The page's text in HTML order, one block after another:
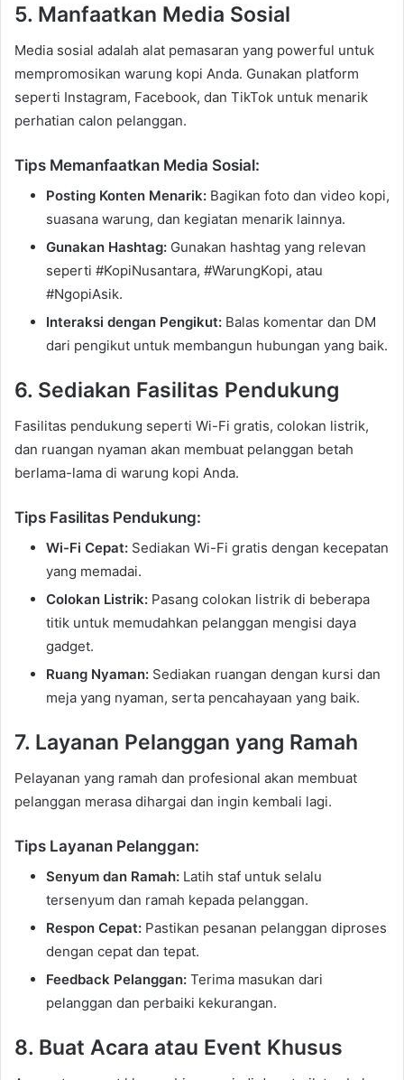
5. Manfaatkan Media Sosial
Media sosial adalah alat pemasaran yang powerful untuk
mempromosikan warung kopi Anda. Gunakan platform
seperti Instagram, Facebook, dan TikTok untuk menarik
perhatian calon pelanggan.
Tips Memanfaatkan Media Sosial:
Posting Konten Menarik: Bagikan foto dan video kopi,
suasana warung, dan kegiatan menarik lainnya.
Gunakan Hashtag: Gunakan hashtag yang relevan
seperti #KopiNusantara, #WarungKopi, atau
#NgopiAsik.
Interaksi dengan Pengikut: Balas komentar dan DM
dari pengikut untuk membangun hubungan yang baik.
6. Sediakan Fasilitas Pendukung
Fasilitas pendukung seperti Wi-Fi gratis, colokan listrik,
dan ruangan nyaman akan membuat pelanggan betah
berlama-lama di warung kopi Anda.
Tips Fasilitas Pendukung:
Wi-Fi Cepat: Sediakan Wi-Fi gratis dengan kecepatan
yang memadai.
Colokan Listrik: Pasang colokan listrik di beberapa
titik untuk memudahkan pelanggan mengisi daya
gadget.
Ruang Nyaman: Sediakan ruangan dengan kursi dan
meja yang nyaman, serta pencahayaan yang baik.
7. Layanan Pelanggan yang Ramah
Pelayanan yang ramah dan profesional akan membuat
pelanggan merasa dihargai dan ingin kembali lagi.
Tips Layanan Pelanggan:
Senyum dan Ramah: Latih staf untuk selalu
tersenyum dan ramah kepada pelanggan.
Respon Cepat: Pastikan pesanan pelanggan diproses
dengan cepat dan tepat.
Feedback Pelanggan: Terima masukan dari
pelanggan dan perbaiki kekurangan.
8. Buat Acara atau Event Khusus